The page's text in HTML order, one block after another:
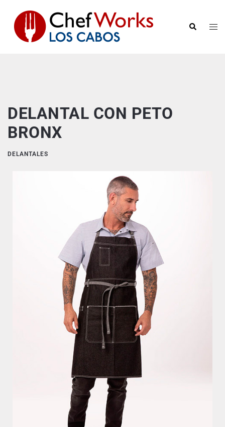
DELANTAL CON PETO
BRONX
DELANTALES